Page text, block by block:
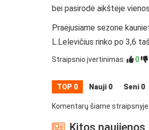
bei pasirodė aikštėje
Praėjusiame sezone
L.Lelevičius rinko po 3,6
Straipsnio įvertinimas: 0
TOP 0 Nauji 0 Seni 0
Komentarų šiame straipsnyje
Kitos naujienos